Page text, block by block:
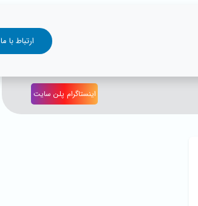
ارتباط با ما
اینستاگرام پلن سایت